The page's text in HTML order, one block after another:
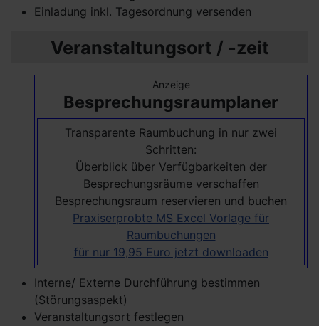
Einladung inkl. Tagesordnung versenden
Veranstaltungsort / -zeit
Anzeige
Besprechungsraumplaner
Transparente Raumbuchung in nur zwei
Schritten:
Überblick über Verfügbarkeiten der
Besprechungsräume verschaffen
Besprechungsraum reservieren und buchen
Praxiserprobte MS Excel Vorlage für
Raumbuchungen
für nur 19,95 Euro jetzt downloaden
Interne/ Externe Durchführung bestimmen
(Störungsaspekt)
Veranstaltungsort festlegen